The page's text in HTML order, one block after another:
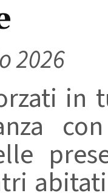
2026
in